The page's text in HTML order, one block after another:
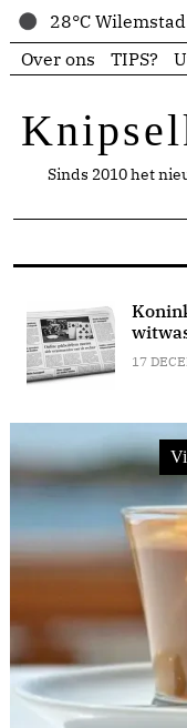
28°C Wilemstad
Over ons
TIPS?
Sinds 2010 het
17